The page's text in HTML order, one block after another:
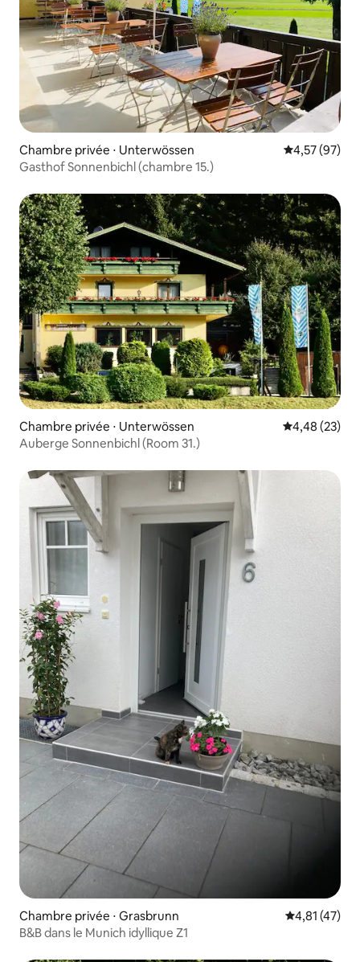
Chambre privée ⋅ Unterwössen Évaluation
4,57 (97)
Gasthof Sonnenbichl (chambre 15.)
Chambre privée ⋅ Unterwössen Évaluation
4,48 (23)
Auberge Sonnenbichl (Room 31.)
Chambre privée ⋅ Grasbrunn Évaluation
4,81 (47)
B&B dans le Munich idyllique Z1